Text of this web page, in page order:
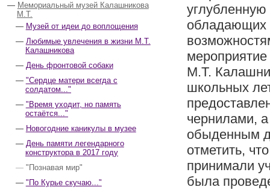
Мемориальный музей Калашникова
М.Т.
Музей от идеи до воплощения
Любимые увлечения в жизни М.Т.
Калашникова
День фронтовой собаки
"Сердце матери всегда с
солдатом..."
"Время уходит, но память
остаётся..."
Новогодние каникулы в музее
День памяти легендарного
конструктора в 2017 году
"Познавая мир"
"По Курье скучаю..."
обладающих
М.Т.
школьных
чернилами,
обыденным
отметить,
принимали
была